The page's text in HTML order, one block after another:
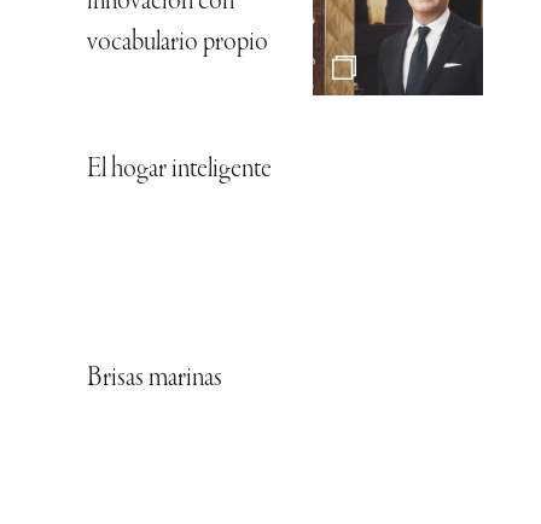
vocabulario propio
El hogar inteligente
Brisas marinas